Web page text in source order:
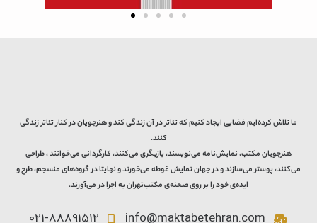
ما تلاش کرده‌ایم فضایی ایجاد کنیم که تئاتر در آن زندگی کند و هنرجویان در کنار تئاتر زندگی
کنند.
هنرجویان مکتب، نمایش‌نامه می‌نویسند، بازیگری می‌کنند، کارگردانی می‌خوانند ، طراحی
می‌کنند، پوستر می‌سازند و در جهان نمایش غوطه می‌خورند و نهایتا در گروه‌های منسجم، طرح و
ایده‌ی خود را بر روی صحنه‌ی مکتب‌تهران به اجرا در می‌آورند.
info@maktabetehran.com
021-88891512